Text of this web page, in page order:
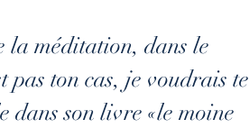
la méditation, dans le
pas ton cas, je voudrais te
son livre «le moine